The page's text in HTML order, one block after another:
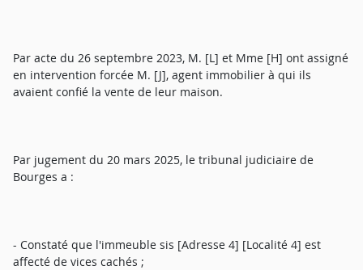
Par acte du 26 septembre 2023, M. [L] et Mme [H] ont assigné
en intervention forcée M. [J], agent immobilier à qui ils
avaient confié la vente de leur maison.
Par jugement du 20 mars 2025, le tribunal judiciaire de
Bourges a :
- Constaté que l'immeuble sis [Adresse 4] [Localité 4] est
affecté de vices cachés ;